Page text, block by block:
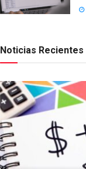
Noticias Recientes